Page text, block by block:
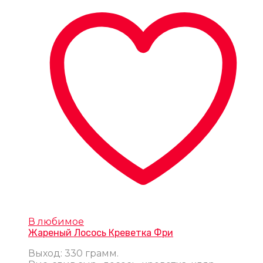
В любимое
Жареный Лосось Креветка Фри
Выход: 330 грамм.